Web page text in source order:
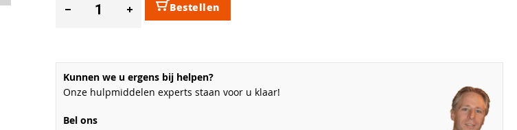
Bestellen
Kunnen we u ergens bij helpen?
Onze hulpmiddelen experts staan voor u klaar!
Bel ons